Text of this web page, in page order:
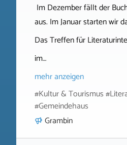
Im Dezember fällt der
aus. Im Januar starten wir
Das Treffen für
im…
mehr anzeigen
#Kultur & Tourismus
#Gemeindehaus
Grambin